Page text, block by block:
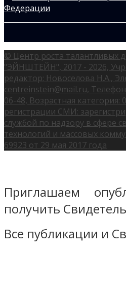
© Центр роста талантливых
"ЭЙНШТЕЙН", 2017 - 2026,
редактор: Новоселова Н.А.,
centreinstein@mail.ru,
06-48, Возрастная категория:
регистрации СМИ:
службой по надзору в сфере
технологий и массовых
69923 от 29 мая 2017 года
Приглашаем
получить
Все публикации и